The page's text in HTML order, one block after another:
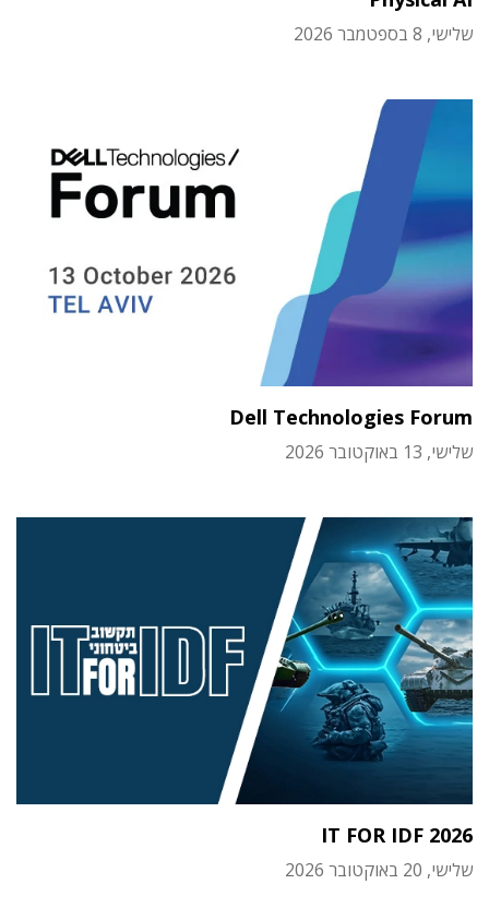
שלישי, 8 בספטמבר 2026
Dell Technologies Forum
שלישי, 13 באוקטובר 2026
IT FOR IDF 2026
שלישי, 20 באוקטובר 2026